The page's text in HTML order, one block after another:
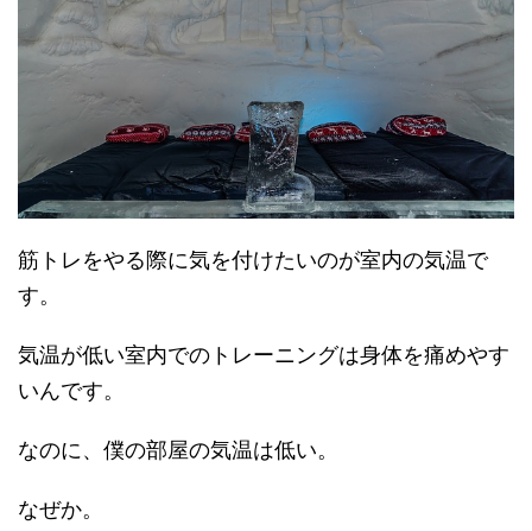
筋トレをやる際に気を付けたいのが室内の気温で
す。
気温が低い室内でのトレーニングは身体を痛めやす
いんです。
なのに、僕の部屋の気温は低い。
なぜか。